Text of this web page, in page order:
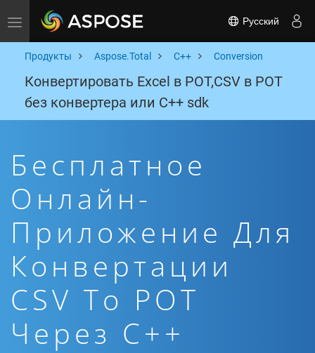
Toggle navigation Русский
Продукты Aspose.Total C++ Conversion
Конвертировать Excel в POT,CSV в POT
без конвертера или C++ sdk
Бесплатное
Онлайн-
Приложение Для
Конвертации
CSV To POT
Через C++